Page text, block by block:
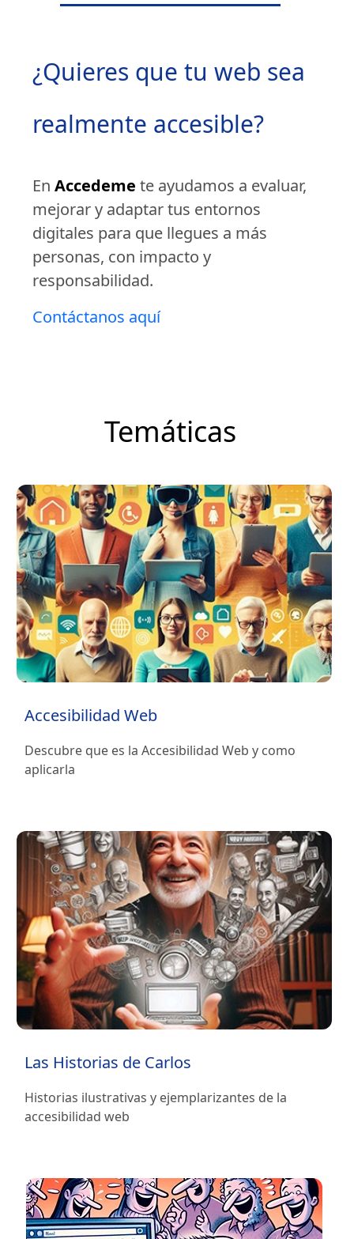
¿Quieres que tu web sea
realmente accesible?
En Accedeme te ayudamos a evaluar,
mejorar y adaptar tus entornos
digitales para que llegues a más
personas, con impacto y
responsabilidad.
Contáctanos aquí
Temáticas
Accesibilidad Web
Descubre que es la Accesibilidad Web y como
aplicarla
Las Historias de Carlos
Historias ilustrativas y ejemplarizantes de la
accesibilidad web